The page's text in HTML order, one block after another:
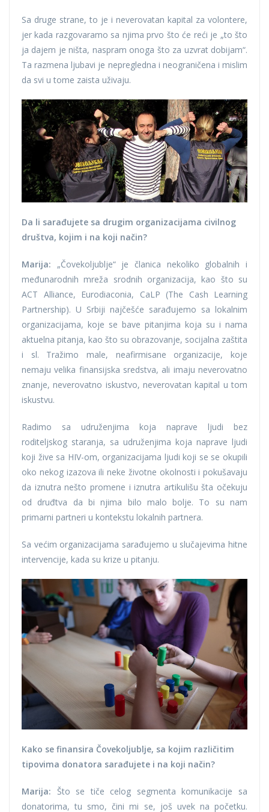
Sa druge strane, to je i neverovatan kapital za volontere,
jer kada razgovaramo sa njima prvo što će reći je „to što
ja dajem je ništa, naspram onoga što za uzvrat dobijam“.
Ta razmena ljubavi je nepregledna i neograničena i mislim
da svi u tome zaista uživaju.
Da li sarađujete sa drugim organizacijama civilnog
društva, kojim i na koji način?
Marija: „Čovekoljublje“ je članica nekoliko globalnih i
međunarodnih mreža srodnih organizacija, kao što su
ACT Alliance, Eurodiaconia, CaLP (The Cash Learning
Partnership). U Srbiji najčešće sarađujemo sa lokalnim
organizacijama, koje se bave pitanjima koja su i nama
aktuelna pitanja, kao što su obrazovanje, socijalna zaštita
i sl. Tražimo male, neafirmisane organizacije, koje
nemaju velika finansijska sredstva, ali imaju neverovatno
znanje, neverovatno iskustvo, neverovatan kapital u tom
iskustvu.
Radimo sa udruženjima koja naprave ljudi bez
roditeljskog staranja, sa udruženjima koja naprave ljudi
koji žive sa HIV-om, organizacijama ljudi koji se se okupili
oko nekog izazova ili neke životne okolnosti i pokušavaju
da iznutra nešto promene i iznutra artikulišu šta očekuju
od druđtva da bi njima bilo malo bolje. To su nam
primarni partneri u kontekstu lokalnih partnera.
Sa većim organizacijama sarađujemo u slučajevima hitne
intervencije, kada su krize u pitanju.
Kako se finansira Čovekoljublje, sa kojim različitim
tipovima donatora sarađujete i na koji način?
Marija: Što se tiče celog segmenta komunikacije sa
donatorima, tu smo, čini mi se, još uvek na početku.